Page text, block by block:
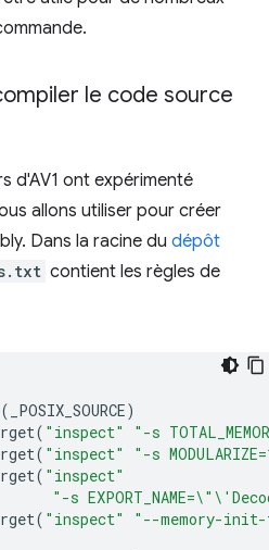
le code source
d'AV1 ont expérimenté
allons utiliser pour créer
Dans la racine du dépôt
contient les règles de
( _POSIX_SOURCE)
( "inspect"
"-s
( "inspect"
"-s
( "inspect"
"-s EXPORT_NAME=\"\'
( "inspect" "--memory-